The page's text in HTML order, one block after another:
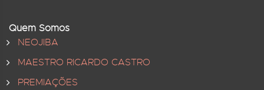
Quem Somos
NEOJIBA
MAESTRO RICARDO CASTRO
PREMIAÇÕES